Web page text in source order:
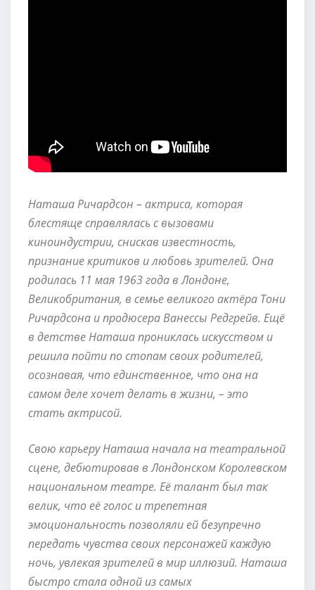
Наташа Ричардсон – актриса, которая
блестяще справлялась с вызовами
киноиндустрии, снискав известность,
признание критиков и любовь зрителей. Она
родилась 11 мая 1963 года в Лондоне,
Великобритания, в семье великого актёра Тони
Ричардсона и продюсера Ванессы Редгрейв. Ещё
в детстве Наташа прониклась искусством и
решила пойти по стопам своих родителей,
осознавая, что единственное, что она на
самом деле хочет делать в жизни, – это
стать актрисой.
Свою карьеру Наташа начала на театральной
сцене, дебютировав в Лондонском Королевском
национальном театре. Её талант был так
велик, что её голос и трепетная
эмоциональность позволяли ей безупречно
передать чувства своих персонажей каждую
ночь, увлекая зрителей в мир иллюзий. Наташа
быстро стала одной из самых